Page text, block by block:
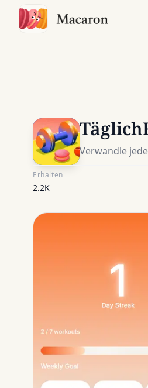
Verwandle
Erhalten
2.2K